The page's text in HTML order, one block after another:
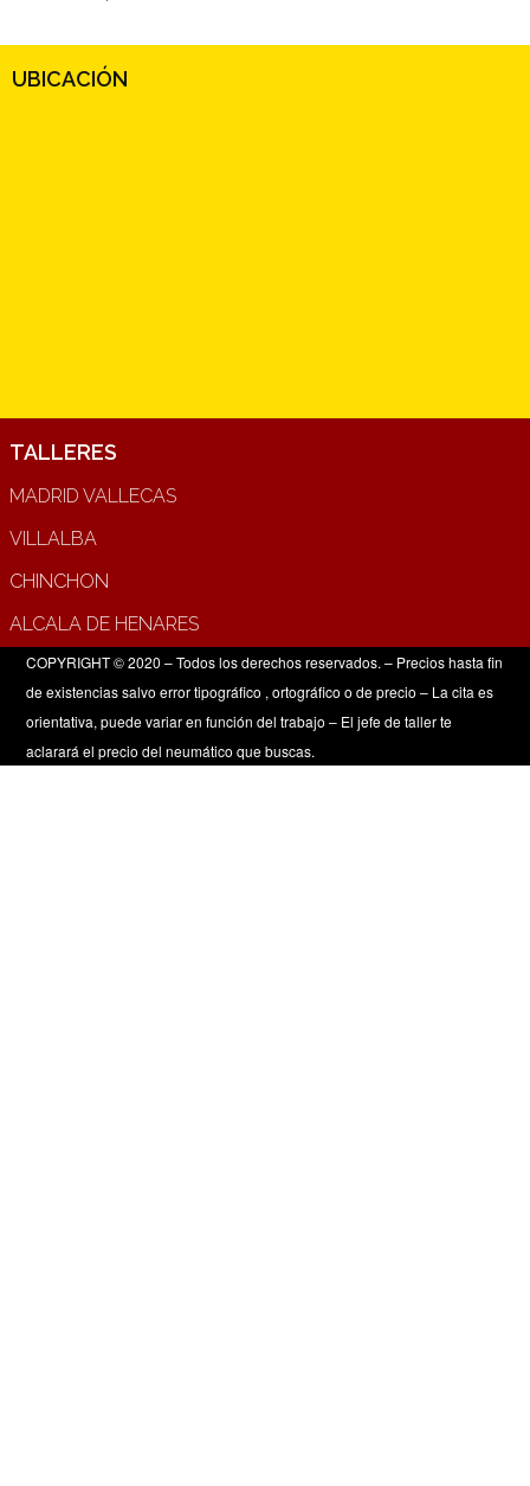
UBICACIÓN
TALLERES
MADRID VALLECAS
VILLALBA
CHINCHON
ALCALA DE HENARES
COPYRIGHT © 2020 – Todos los derechos reservados. – Precios hasta fin
de existencias salvo error tipográfico , ortográfico o de precio – La cita es
orientativa, puede variar en función del trabajo – El jefe de taller te
aclarará el precio del neumático que buscas.